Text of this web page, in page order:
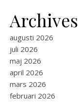
Archives
augusti 2026
juli 2026
maj 2026
april 2026
mars 2026
februari 2026